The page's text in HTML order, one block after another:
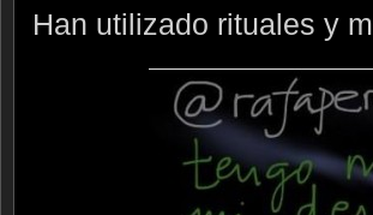
Han utilizado rituales y